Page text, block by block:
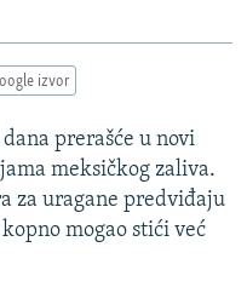
izvor
prerašće u novi
meksičkog zaliva.
za uragane predviđaju
mogao stići već